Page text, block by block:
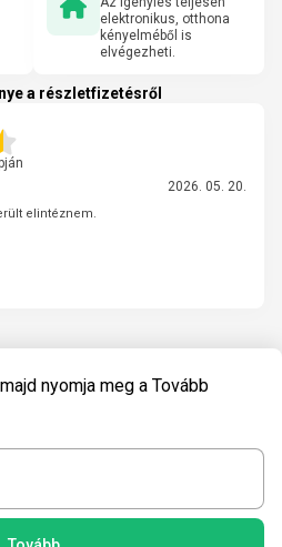
elektronikus, otthona
kényelméből is
elvégezheti.
a részletfizetésről
2026. 05. 20.
elintéznem.
nyomja meg a Tovább